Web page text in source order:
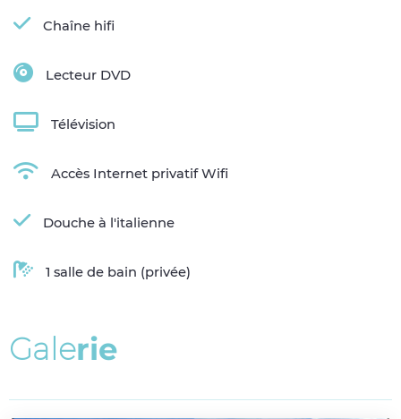
Chaîne hifi
Lecteur DVD
Télévision
Accès Internet privatif Wifi
Douche à l'italienne
1 salle de bain (privée)
Galerie